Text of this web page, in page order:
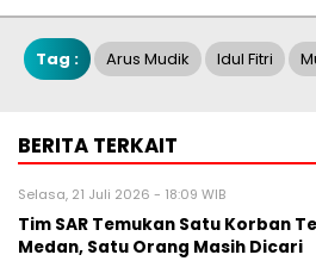
Tag : Arus Mudik Idul Fitri
BERITA TERKAIT
Selasa, 21 Juli 2026 - 18:09 WIB
Tim SAR Temukan Satu Korban
Medan, Satu Orang Masih Dicari